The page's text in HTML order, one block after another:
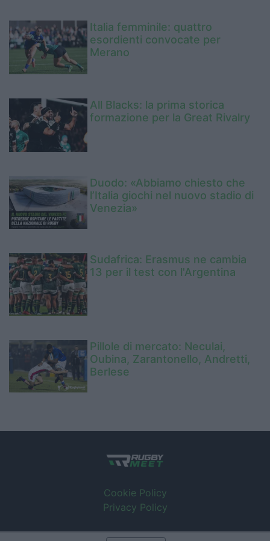
Italia femminile: quattro
esordienti convocate per
Merano
All Blacks: la prima storica
formazione per la Great Rivalry
Duodo: «Abbiamo chiesto che
l’Italia giochi nel nuovo stadio di
Venezia»
Sudafrica: Erasmus ne cambia
13 per il test con l'Argentina
Pillole di mercato: Neculai,
Oubina, Zarantonello, Andretti,
Berlese
Cookie Policy
Privacy Policy